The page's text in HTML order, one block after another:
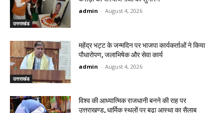
उत्तराखंड
admin - August 4, 2026
उत्तराखंड
महेंद्र भट्ट के जन्मदिन पर भाजपा कार्यकर्ताओं ने किया
पौधारोपण, जलाभिषेक और सेवा कार्य
admin - August 4, 2026
विश्व की आध्यात्मिक राजधानी बनने की राह पर
उत्तराखण्ड, धार्मिक स्थलों पर बढ़ा आस्था का सैलाब